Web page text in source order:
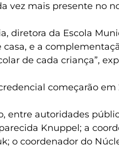
vez mais presente no
diretora da Escola
e a
de cada criança”,
começarão
entre autoridades
Knuppel; a
o coordenador do